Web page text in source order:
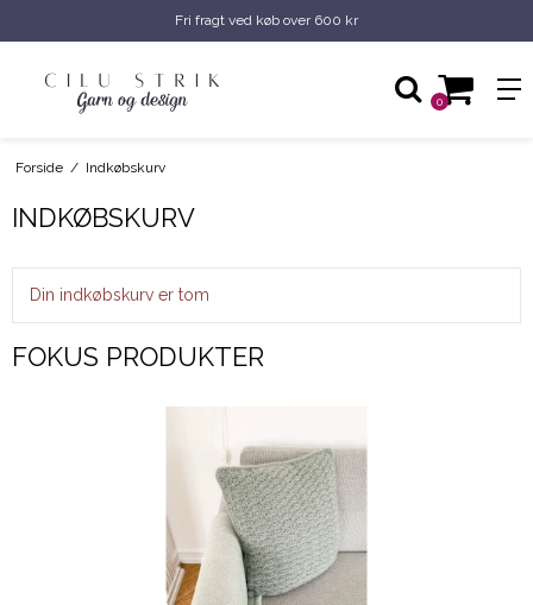
Få hjælp til dit næste projekt - skriv til mig
0
Forside / Indkøbskurv
INDKØBSKURV
Din indkøbskurv er tom
FOKUS PRODUKTER